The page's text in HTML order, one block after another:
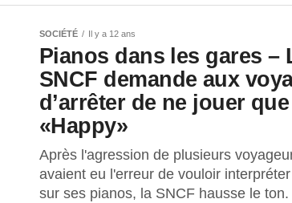
SOCIÉTÉ Il y a 12 ans
Pianos dans les gares –
SNCF demande aux
d’arrêter de ne jouer que
«Happy»
Après l'agression de plusieurs
avaient eu l'erreur de vouloir
sur ses pianos, la SNCF hausse le ton.